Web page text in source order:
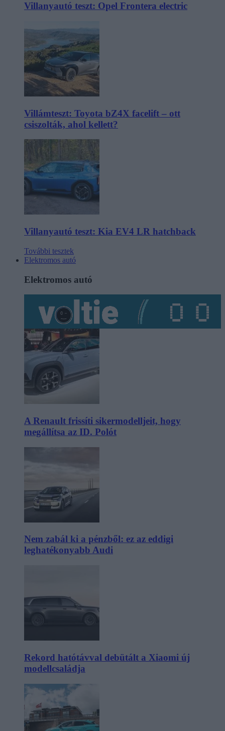
Villanyautó teszt: Opel Frontera electric
Villámteszt: Toyota bZ4X facelift – ott
csiszolták, ahol kellett?
Villanyautó teszt: Kia EV4 LR hatchback
További tesztek
Elektromos autó
Elektromos autó
A Renault frissíti sikermodelljeit, hogy
megállítsa az ID. Polót
Nem zabál ki a pénzből: ez az eddigi
leghatékonyabb Audi
Rekord hatótávval debütált a Xiaomi új
modellcsaládja